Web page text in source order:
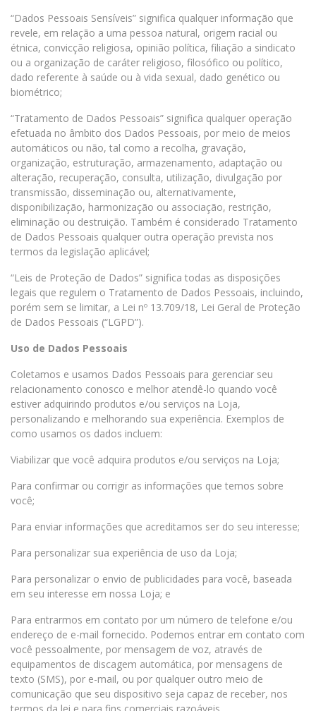
“Dados Pessoais Sensíveis” significa qualquer informação que
revele, em relação a uma pessoa natural, origem racial ou
étnica, convicção religiosa, opinião política, filiação a sindicato
ou a organização de caráter religioso, filosófico ou político,
dado referente à saúde ou à vida sexual, dado genético ou
biométrico;
“Tratamento de Dados Pessoais” significa qualquer operação
efetuada no âmbito dos Dados Pessoais, por meio de meios
automáticos ou não, tal como a recolha, gravação,
organização, estruturação, armazenamento, adaptação ou
alteração, recuperação, consulta, utilização, divulgação por
transmissão, disseminação ou, alternativamente,
disponibilização, harmonização ou associação, restrição,
eliminação ou destruição. Também é considerado Tratamento
de Dados Pessoais qualquer outra operação prevista nos
termos da legislação aplicável;
“Leis de Proteção de Dados” significa todas as disposições
legais que regulem o Tratamento de Dados Pessoais, incluindo,
porém sem se limitar, a Lei nº 13.709/18, Lei Geral de Proteção
de Dados Pessoais (“LGPD”).
Uso de Dados Pessoais
Coletamos e usamos Dados Pessoais para gerenciar seu
relacionamento conosco e melhor atendê-lo quando você
estiver adquirindo produtos e/ou serviços na Loja,
personalizando e melhorando sua experiência. Exemplos de
como usamos os dados incluem:
Viabilizar que você adquira produtos e/ou serviços na Loja;
Para confirmar ou corrigir as informações que temos sobre
você;
Para enviar informações que acreditamos ser do seu interesse;
Para personalizar sua experiência de uso da Loja;
Para personalizar o envio de publicidades para você, baseada
em seu interesse em nossa Loja; e
Para entrarmos em contato por um número de telefone e/ou
endereço de e-mail fornecido. Podemos entrar em contato com
você pessoalmente, por mensagem de voz, através de
equipamentos de discagem automática, por mensagens de
texto (SMS), por e-mail, ou por qualquer outro meio de
comunicação que seu dispositivo seja capaz de receber, nos